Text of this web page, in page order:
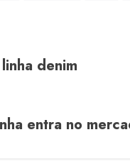
denim
entra no